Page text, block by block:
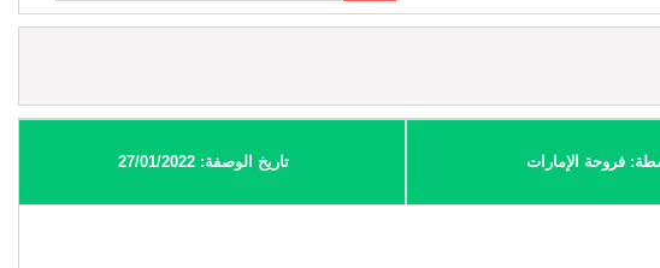
فروحة الإمارات تاريخ الوصفة: 27/01/2022